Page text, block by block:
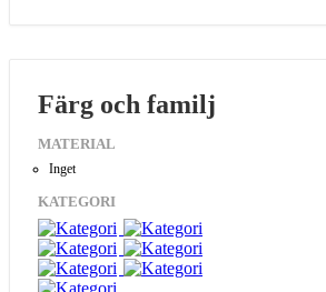
Färg och familj
MATERIAL
Inget
KATEGORI